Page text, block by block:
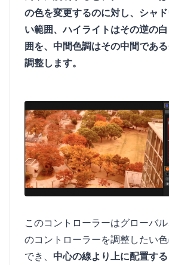
の色を変更するのに対し、シャ
い範囲、ハイライトはその逆の
囲を、中間色調はその中間であ
調整します。
このコントローラーはグローバ
のコントローラーを調整したい
でき、 中心の線より上に配置す